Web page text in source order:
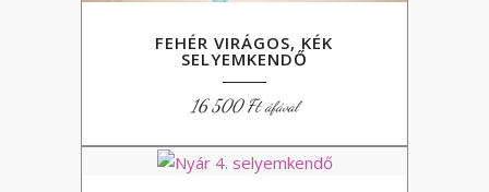
FEHÉR VIRÁGOS, KÉK
SELYEMKENDŐ
16 500Ft áfával